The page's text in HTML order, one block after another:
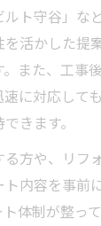
ト守谷」な
活かした提
また、工事
に対応して
きます。
方や、リフ
内容を事前
体制が整っ